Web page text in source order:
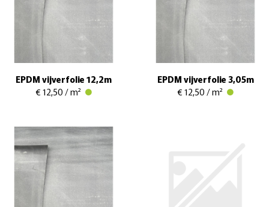
EPDM vijverfolie 12,2m
€ 12,50 / m²
EPDM vijverfolie 3,05m
€ 12,50 / m²